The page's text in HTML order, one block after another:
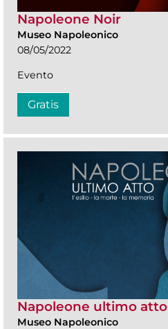
Napoleone Noir
Museo Napoleonico
08/05/2022
Evento
Gratis
Napoleone ultimo atto
Museo Napoleonico